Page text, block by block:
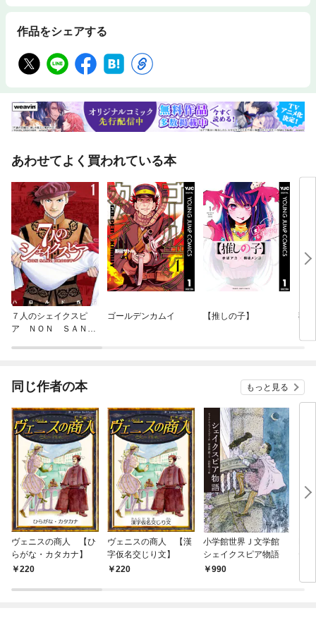
作品をシェアする
あわせてよく買われている本
７人のシェイクスピ
ア ＮＯＮ ＳＡＮ
ゴールデンカムイ 【推しの子】 葬
同じ作者の本 もっと見る
ヴェニスの商人 【ひ
らがな・カタカナ】
220
ヴェニスの商人 【漢
字仮名交じり文】
220
小学館世界Ｊ文学館
シェイクスピア物語
990
ット